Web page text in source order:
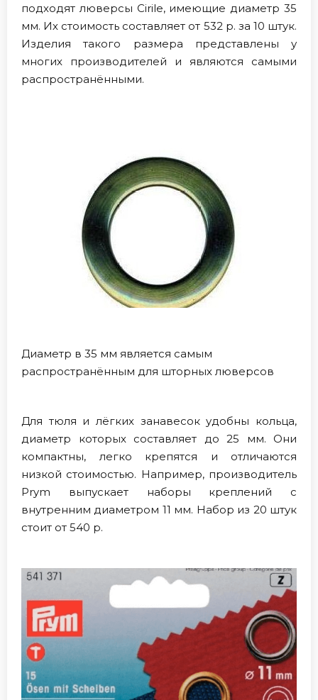
подходят люверсы Cirile, имеющие диаметр 35
мм. Их стоимость составляет от 532 р. за 10 штук.
Изделия такого размера представлены у
многих производителей и являются самыми
распространёнными.
Диаметр в 35 мм является самым
распространённым для шторных люверсов
Для тюля и лёгких занавесок удобны кольца,
диаметр которых составляет до 25 мм. Они
компактны, легко крепятся и отличаются
низкой стоимостью. Например, производитель
Prym выпускает наборы креплений с
внутренним диаметром 11 мм. Набор из 20 штук
стоит от 540 р.